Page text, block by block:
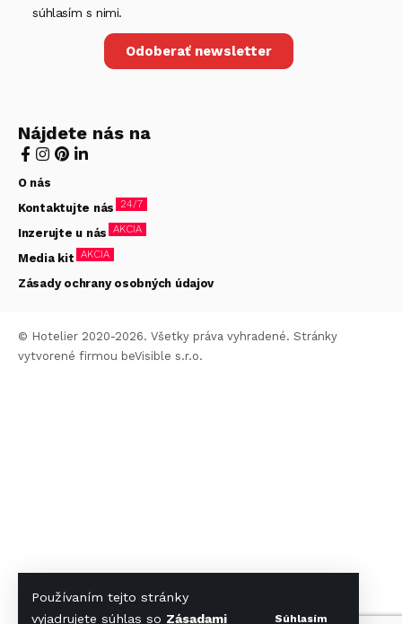
Používaním tejto stránky
vyjadrujete súhlas so Zásadami Súhlasím
súhlasím s nimi.
Odoberať newsletter
Nájdete nás na
O nás
Kontaktujte nás 24/7
Inzerujte u nás AKCIA
Media kit AKCIA
Zásady ochrany osobných údajov
© Hotelier 2020-2026. Všetky práva vyhradené. Stránky
vytvorené firmou beVisible s.r.o.